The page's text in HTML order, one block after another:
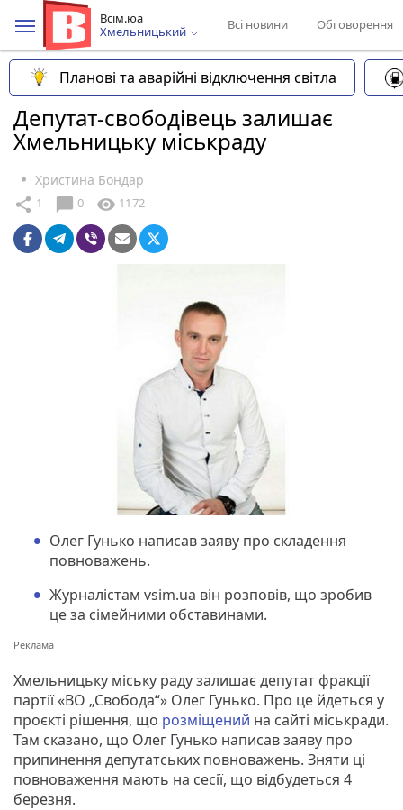
Всім.юа
Хмельницький
Всі новини Обговорення
Планові та аварійні відключення світла
Депутат-свободівець залишає
Хмельницьку міськраду
Христина Бондар
share 1 chat_bubble 0 visibility 1172
Олег Гунько написав заяву про складення
повноважень.
Журналістам vsim.ua він розповів, що зробив
це за сімейними обставинами.
Хмельницьку міську раду залишає депутат фракції
партії «ВО „Свобода“» Олег Гунько. Про це йдеться у
проєкті рішення, що розміщений на сайті міськради.
Там сказано, що Олег Гунько написав заяву про
припинення депутатських повноважень. Зняти ці
повноваження мають на сесії, що відбудеться 4
березня.